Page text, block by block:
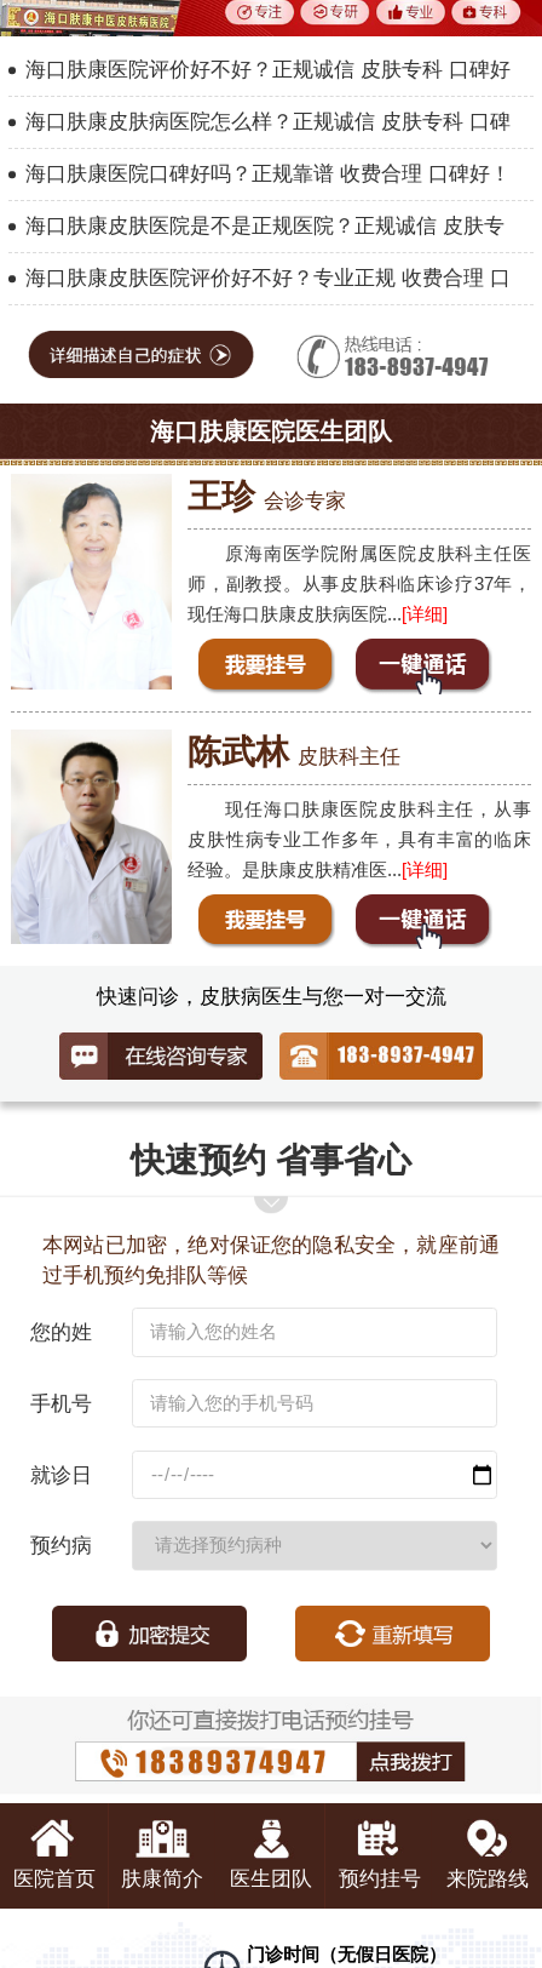
海口肤康医院评价好不好？正规诚信 皮肤专科 口碑好
海口肤康皮肤病医院怎么样？正规诚信 皮肤专科 口碑
海口肤康医院口碑好吗？正规靠谱 收费合理 口碑好！
海口肤康皮肤医院是不是正规医院？正规诚信 皮肤专
海口肤康皮肤医院评价好不好？专业正规 收费合理 口
海口肤康医院医生团队
王珍 会诊专家
原海南医学院附属医院皮肤科主任医
师，副教授。从事皮肤科临床诊疗37年，
现任海口肤康皮肤病医院...[详细]
陈武林 皮肤科主任
现任海口肤康医院皮肤科主任，从事
皮肤性病专业工作多年，具有丰富的临床
经验。是肤康皮肤精准医...[详细]
快速问诊，皮肤病医生与您一对一交流
快速预约 省事省心
本网站已加密，绝对保证您的隐私安全，就座前通
过手机预约免排队等候
您的姓
手机号
就诊日
预约病
医院首页 肤康简介 医生团队 预约挂号 来院路线
门诊时间（无假日医院）